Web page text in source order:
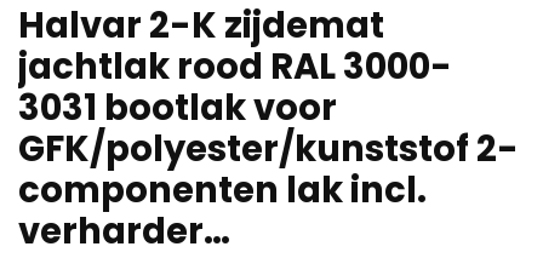
Halvar 2-K zijdemat
jachtlak rood RAL 3000-
3031 bootlak voor
GFK/polyester/kunststof 2-
componenten lak incl.
verharder…